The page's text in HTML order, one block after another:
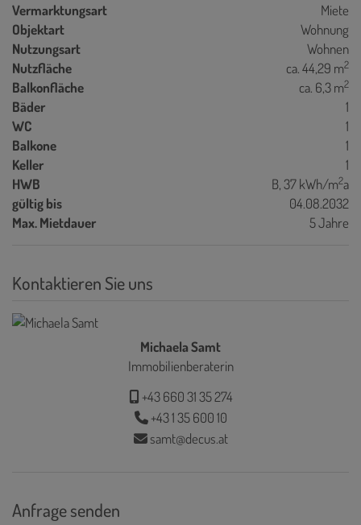
Vermarktungsart
Miete
Objektart
Wohnung
Nutzungsart
Wohnen
Nutzfläche
ca. 44,29 m2
Balkonfläche ca. 6,3 m2
Bäder
1
WC
1
Balkone
1
Keller
1
HWB
B, 37 kWh/m2a
gültig bis
04.08.2032
Max. Mietdauer
5 Jahre
Kontaktieren Sie uns
Michaela Samt
Immobilienberaterin
+43 660 31 35 274
+43 1 35 600 10
samt@decus.at
Anfrage senden